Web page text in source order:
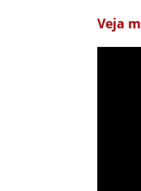
Veja